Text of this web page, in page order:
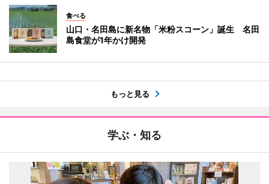
食べる
山口・名田島に新名物「米粉スコーン」誕生 名田
島食堂が1年かけ開発
もっと見る
学ぶ・知る